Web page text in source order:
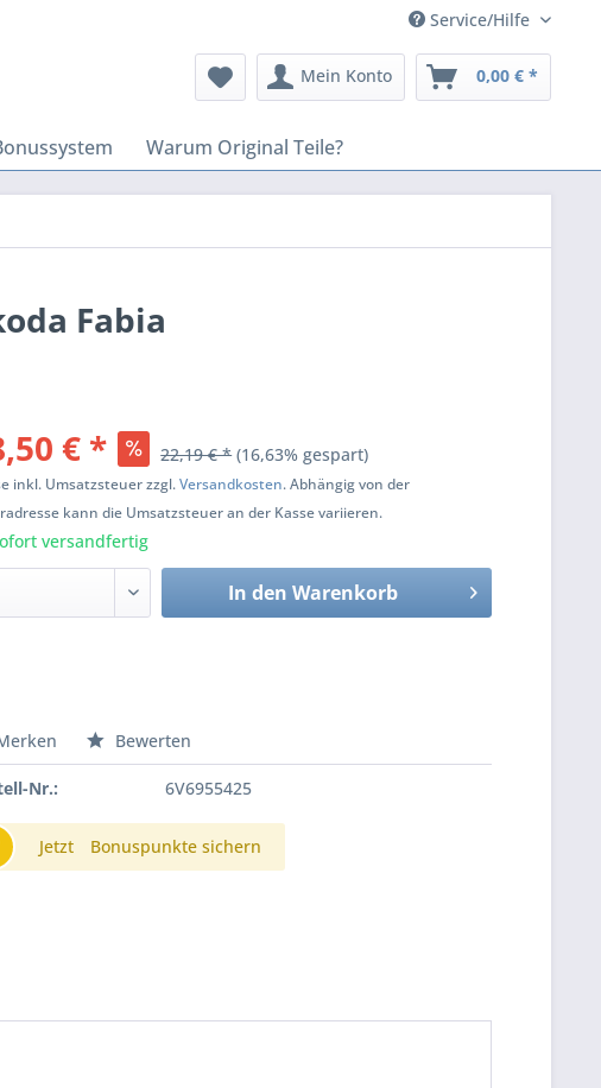
Service/Hilfe
Mein Konto 0,00 € *
Warum Original Teile?
Fabia
€ * 22,19 € * (16,63% gespart)
inkl. Umsatzsteuer zzgl.Versandkosten. Abhängig von der
kann die Umsatzsteuer an der Kasse variieren.
versandfertig
In den Warenkorb
Bewerten
Nr.: 6V6955425
Jetzt Bonuspunkte sichern